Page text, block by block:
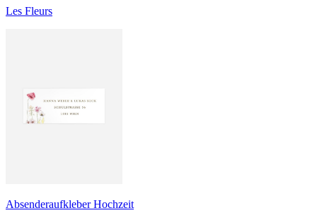
Les Fleurs
Absenderaufkleber Hochzeit